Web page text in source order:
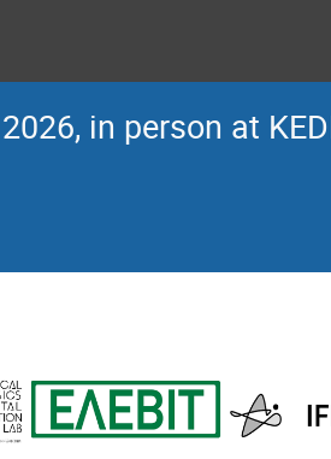
in person at